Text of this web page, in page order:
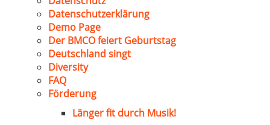
Datenschutzerklärung
Demo Page
Der BMCO feiert Geburtstag
Deutschland singt
Diversity
FAQ
Förderung
Länger fit durch Musik!